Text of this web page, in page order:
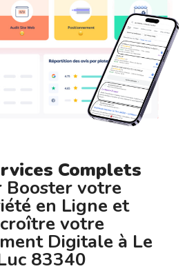
Complets
Booster votre
en Ligne et
votre
Digitale à Le
83340